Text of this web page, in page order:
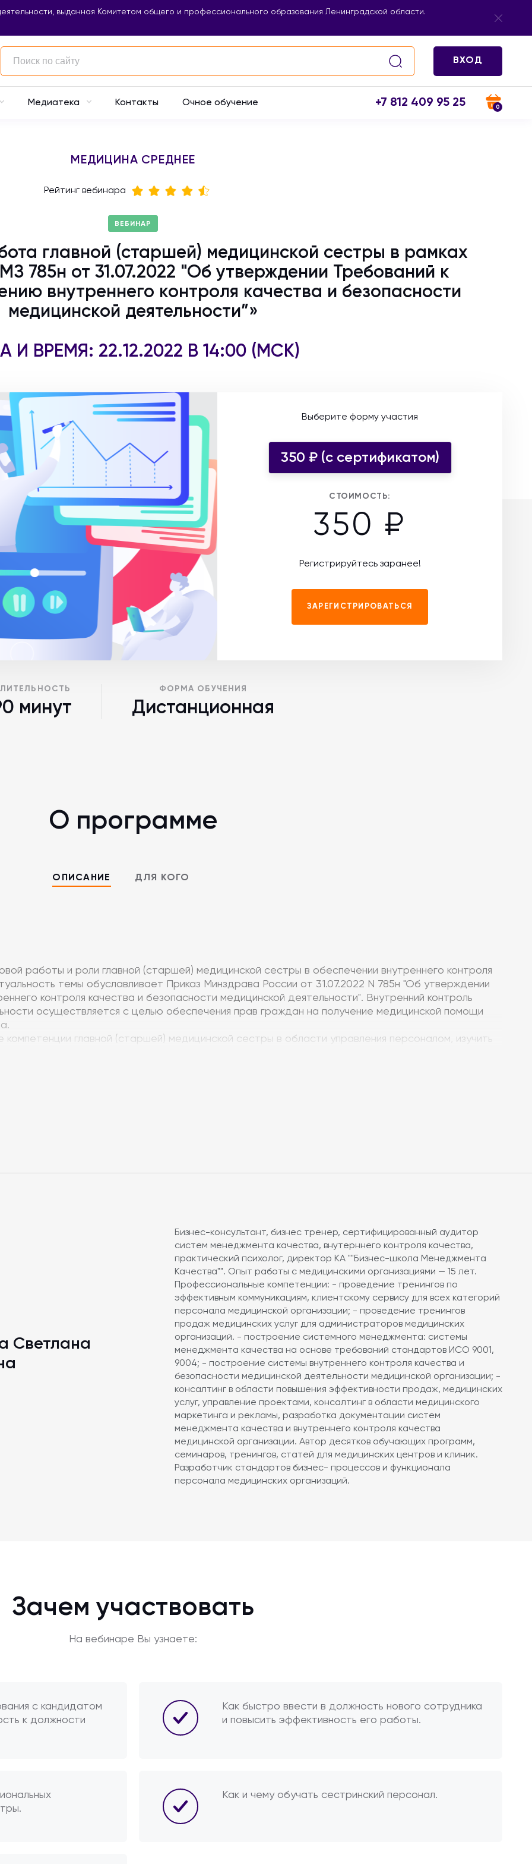
выданная Комитетом общего и профессионального образования Ленинградской области.
ВХОД
Медиатека Контакты Очное обучение +7 812 409 95 25 0
МЕДИЦИНА СРЕДНЕЕ
Рейтинг вебинара
ВЕБИНАР
главной (старшей) медицинской сестры в рамках
785н от 31.07.2022 "Об утверждении Требований к
внутреннего контроля качества и безопасности
медицинской деятельности”»
И ВРЕМЯ: 22.12.2022 В 14:00 (МСК)
Выберите форму участия
350 ₽ (c сертификатом)
СТОИМОСТЬ:
350 ₽
Регистрируйтесь заранее!
ЗАРЕГИСТРИРОВАТЬСЯ
минут
ФОРМА ОБУЧЕНИЯ
Дистанционная
О программе
ОПИСАНИЕ ДЛЯ КОГО
работы и роли главной (старшей) медицинской сестры в обеспечении внутреннего контроля
темы обуславливает Приказ Минздрава России от 31.07.2022 N 785н "Об утверждении
контроля качества и безопасности медицинской деятельности". Внутренний контроль
осуществляется с целью обеспечения прав граждан на получение медицинской помощи
главной (старшей) медицинской сестры в области управления персоналом, изучить
disk.yandex.ru/i/unh1jc1Sx8goYA
(по электронной почте) во время проведения вебинара. Контроль участия слушателя в течение
с помощью внезапных электронных голосований. Минимальное время присутствия на
присутствия контролируется по автоматическому отчету, генерируемому платформой
контроль присутствия через встроенную систему голосования. 1 вопрос "Я присутствую в
1 минута. Для подтверждения участия необходимо отметить присутствие на 2 голосованиях
ИКП и сертификат участника по форме НМО. При невыполнении хотя бы одного из условий
без ИКП.
info@akobr.ru
Светлана
Бизнес-консультант, бизнес тренер, сертифицированный аудитор
систем менеджмента качества, внутерннего контроля качества,
практический психолог, директор КА ""Бизнес-школа Менеджмента
Качества"". Опыт работы с медицинскими организациями — 15 лет.
Профессиональные компетенции: - проведение тренингов по
эффективным коммуникациям, клиентскому сервису для всех категорий
персонала медицинской организации; - проведение тренингов
продаж медицинских услуг для администраторов медицинских
организаций. - построение системного менеджмента: системы
менеджмента качества на основе требований стандартов ИСО 9001,
9004; - построение системы внутреннего контроля качества и
безопасности медицинской деятельности медицинской организации; -
консалтинг в области повышения эффективности продаж, медицинских
услуг, управление проектами, консалтинг в области медицинского
маркетинга и рекламы, разработка документации систем
менеджмента качества и внутреннего контроля качества
медицинской организации. Автор десятков обучающих программ,
семинаров, тренингов, статей для медицинских центров и клиник.
Разработчик стандартов бизнес- процессов и функционала
персонала медицинских организаций.
Зачем участвовать
На вебинаре Вы узнаете:
с кандидатом
к должности
Как быстро ввести в должность нового сотрудника
и повысить эффективность его работы.
Как и чему обучать сестринский персонал.